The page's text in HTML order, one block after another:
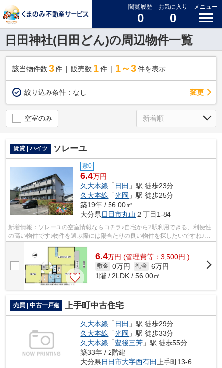
閲覧履歴
0
お気に入り
0
メニュー
日田神社(日田どん)の周辺物件一覧
該当物件数 3件 販売数 1 件 1～3 件を表示
絞り込み条件： なし 変更
空室のみ
賃貸 | ハイツ ソレーユ
敷0
6.4万円
久大本線 「 日田 」駅 徒歩23分
久大本線 「光岡 」駅 徒歩25分
築19年 / 56.00㎡
大分県日田市丸山 ２丁目1-84
新着情報：ソレーユの空室情報ならコチラ♪自宅から2駅利用できる、利便性
の高い物件です♪物件を選ぶ際には陽当たりの良い物件を探したいですね♪今
6.4万円 (管理費等：3,500円 )
敷金 0万円 礼金 6万円
1階 / 2LDK / 56.00㎡
売買 | 中古一戸建 上手町中古住宅
久大本線 「 日田 」駅 徒歩29分
久大本線 「光岡 」駅 徒歩33分
久大本線 「豊後三芳 」駅 徒歩55分
築33年 / 2階建
大分県日田市大字西有田 上手町13-6